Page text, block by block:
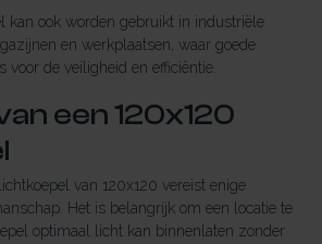
kan ook worden gebruikt in industriële
en werkplaatsen, waar goede
voor de veiligheid en efficiëntie.
een 120x120
van 120x120 vereist enige
Het is belangrijk om een locatie te
optimaal licht kan binnenlaten zonder